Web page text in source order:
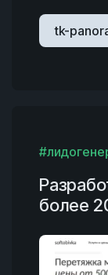
tk-
более